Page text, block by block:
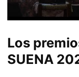
Los
SUENA